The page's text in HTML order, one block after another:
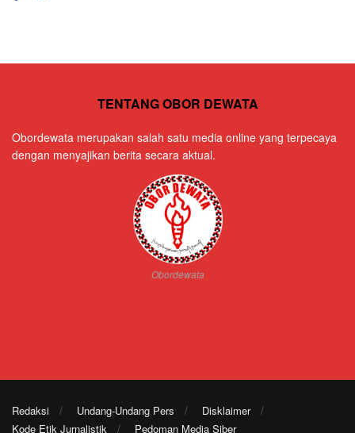
TENTANG OBOR DEWATA
Obordewata merupakan salah satu media online yang terpecaya
dengan menyajikan berita secara aktual.
Obordewata
Redaksi Undang-Undang Pers
Disklaimer
Kode Etik Jurnalistik
Pedoman Media Siber